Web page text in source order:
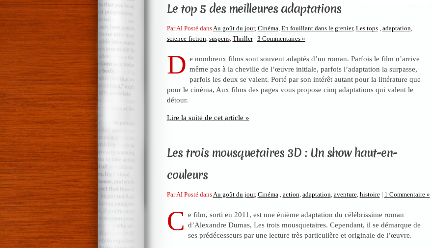
Le top 5 des meilleures adaptations
Par AI Posté dans Au goût du jour, Cinéma En fouillant dans le grenier, Les tops, adaptation
science-fiction suspens, Thriller | 3 Commentaires »
D e nombreux films sont souvent adaptés d’un roman. Parfois le film n’arrive
même pas à la cheville de l’œuvre initiale, parfois l’adaptation la surpasse,
parfois les deux se valent. Porté par son intérêt autant pour la littérature que
pour le cinéma, Aux films des pages vous propose cinq adaptations qui valent le
détour.
Lire la suite de cet article »
Les trois mousquetaires 3D : Un show haut-en-
couleurs
Par AI Posté dansAu goût du jour, Cinéma, action, adaptation, aventure, histoire | 1 Commentaire »
C e film, sorti en 2011, est une énième adaptation du célébrissime roman
d’Alexandre Dumas, Les trois mousquetaires. Cependant, il se démarque de
ses prédécesseurs par une lecture très particulière et originale de l’œuvre.